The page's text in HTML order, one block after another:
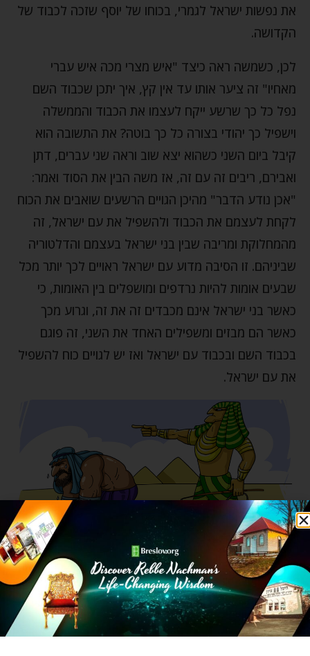
את נפשות ישראל לגמרי, בכוחו של יוסף שזכה לכבוד של
הקדושה.
לכן, כשמשה ראה כיצד "איש מצרי מכה איש עברי
מאחיו" זה ציער אותו עד אין קץ, איך יתכן שכבוד השם
נפל כל כך שרשע ייקח לעצמו את הכבוד והממשלה
וישפיל כך יהודי בצורה כל כך בוטה? את התשובה הוא
קיבל ביום השני כשהוא יצא שוב וראה שני עברים, דתן
ואבירם, ריבים זה עם זה, אז משה הבין את הסוד ואמר:
"אכן נודע הדבר" מהיכן הגויים הרשעים שואבים את הכוח
לקחת לעצמם את הכבוד ולהשפיל את עם ישראל, זה
מהמחלוקת ומריבה שבין בני ישראל בעצמם והדלטוריה
שביניהם. זו הסיבה מדוע עם ישראל ראויים לכך יותר מכל
שבעים אומות להיות נרדפים ומושפלים בין האומות, כי
כאשר בני ישראל אינם מכבדים זה את זה, וגרוע מכך
כאשר הם מבזים ומשפילים האחד את השני, זה פוגם
בכבוד השם ובכבוד עם ישראל ואז יש לגויים כוח להשפיל
את עם ישראל.
"האם הגיוני שבגין חטא של דלטוריה (רכילות והלשנה)
ראויים ישראל להיות נרדים בעבודת פרך יותר מכל שבעים
אומות?"